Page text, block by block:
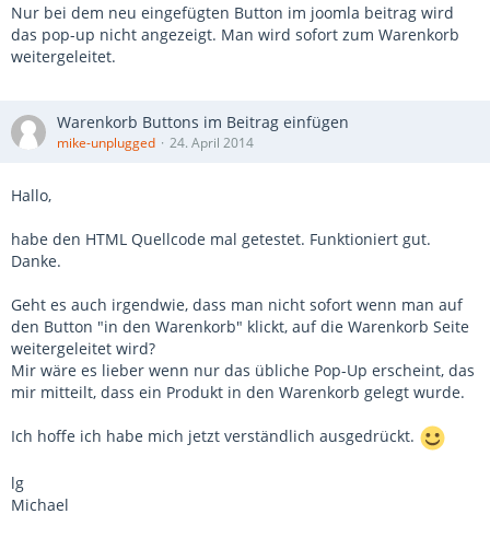
Nur bei dem neu eingefügten Button im joomla beitrag wird
das pop-up nicht angezeigt. Man wird sofort zum Warenkorb
weitergeleitet.
Warenkorb Buttons im Beitrag einfügen
mike-unplugged 24. April 2014
Hallo,
habe den HTML Quellcode mal getestet. Funktioniert gut.
Danke.
Geht es auch irgendwie, dass man nicht sofort wenn man auf
den Button "in den Warenkorb" klickt, auf die Warenkorb Seite
weitergeleitet wird?
Mir wäre es lieber wenn nur das übliche Pop-Up erscheint, das
mir mitteilt, dass ein Produkt in den Warenkorb gelegt wurde.
Ich hoffe ich habe mich jetzt verständlich ausgedrückt.
lg
Michael